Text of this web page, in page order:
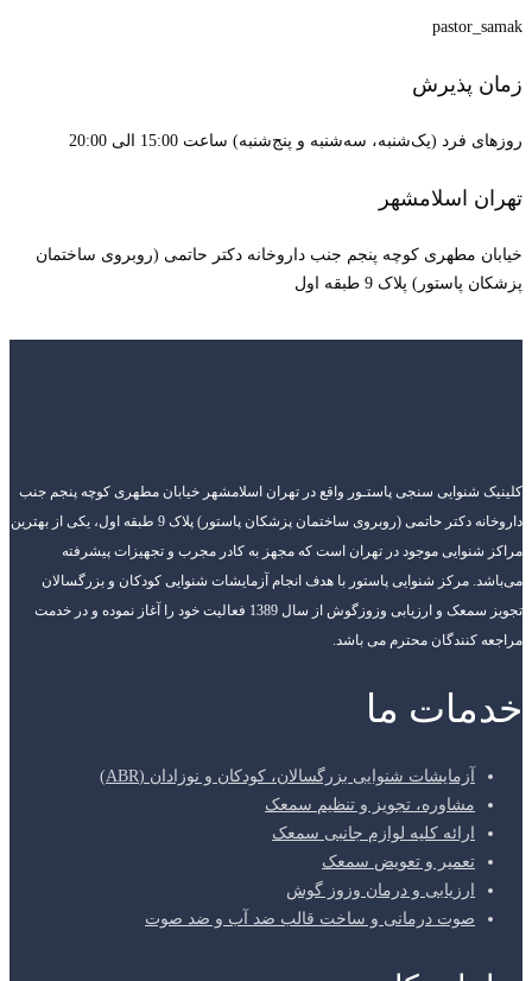
pastor_samak
زمان پذیرش
روزهای فرد (یک‌شنبه، سه‌شنبه و پنج‌شنبه) ساعت 15:00 الی 20:00
تهران اسلامشهر
خیابان مطهری کوچه پنجم جنب داروخانه دکتر حاتمی (روبروی ساختمان
پزشکان پاستور) پلاک 9 طبقه اول
کلینیک شنوایی سنجی پاستـور واقع در تهران اسلامشهر خیابان مطهری کوچه پنجم جنب
داروخانه دکتر حاتمی (روبروی ساختمان پزشکان پاستور) پلاک 9 طبقه اول، یکی از بهترین
مراکز شنوایی موجود در تهران است که مجهز به کادر مجرب و تجهیزات پیشرفته
می‌باشد. مرکز شنوایی پاستور با هدف انجام آزمایشات شنوایی کودکان و بزرگسالان
تجویز سمعک و ارزیابی وزوزگوش از سال 1389 فعالیت خود را آغاز نموده و در خدمت
مراجعه کنندگان محترم می باشد.
خدمات ما
آزمایشات شنوایی بزرگسالان، کودکان و نوزادان (ABR)
مشاوره، تجویز و تنظیم سمعک
ارائه کلیه لوازم جانبی سمعک
تعمیر و تعویض سمعک
ارزیابی و درمان وزوز گوش
صوت درمانی و ساخت قالب ضد آب و ضد صوت